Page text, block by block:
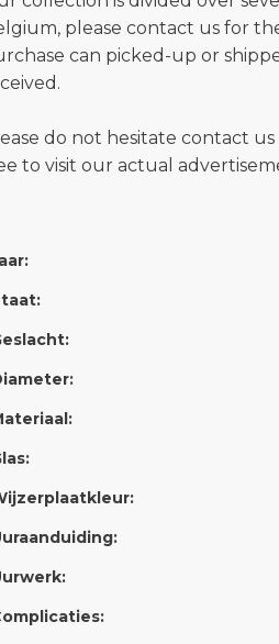
please contact us for
can picked-up or
do not hesitate contact
to visit our actual